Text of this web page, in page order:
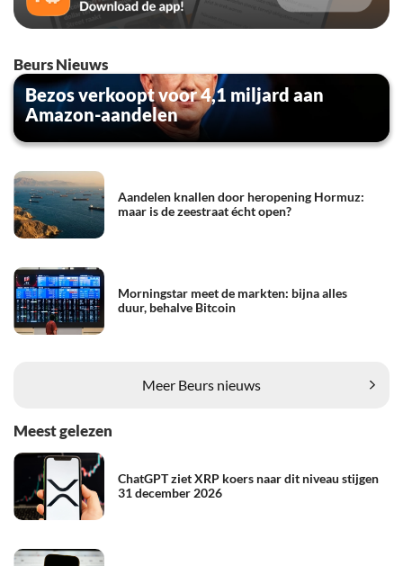
Beurs Nieuws
Bezos verkoopt voor 4,1 miljard aan
Amazon-aandelen
Aandelen knallen door heropening Hormuz:
maar is de zeestraat écht open?
Morningstar meet de markten: bijna alles
duur, behalve Bitcoin
Meer Beurs nieuws
Meest gelezen
ChatGPT ziet XRP koers naar dit niveau stijgen
31 december 2026